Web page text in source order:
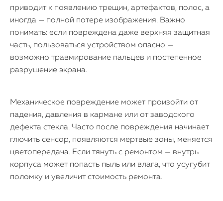
приводит к появлению трещин, артефактов, полос, а
иногда — полной потере изображения. Важно
понимать: если повреждена даже верхняя защитная
часть, пользоваться устройством опасно —
возможно травмирование пальцев и постепенное
разрушение экрана.
Механическое повреждение может произойти от
падения, давления в кармане или от заводского
дефекта стекла. Часто после повреждения начинает
глючить сенсор, появляются мертвые зоны, меняется
цветопередача. Если тянуть с ремонтом — внутрь
корпуса может попасть пыль или влага, что усугубит
поломку и увеличит стоимость ремонта.